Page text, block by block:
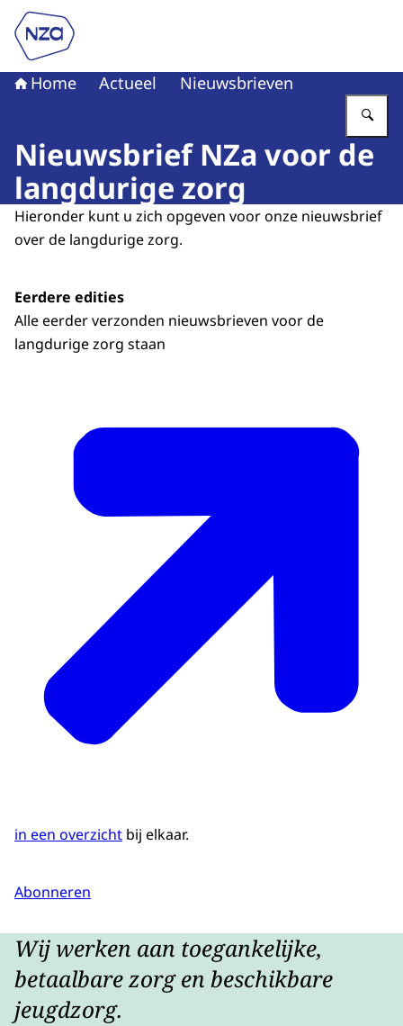
Naar de homepage van Nederlandse Zorgautoriteit
Home Actueel Nieuwsbrieven
Nieuwsbrief NZa voor de
langdurige zorg
Hieronder kunt u zich opgeven voor onze nieuwsbrief
over de langdurige zorg.
Eerdere edities
Alle eerder verzonden nieuwsbrieven voor de
langdurige zorg staan
in een overzicht bij elkaar.
Abonneren
Wij werken aan toegankelijke,
betaalbare zorg en beschikbare
jeugdzorg.